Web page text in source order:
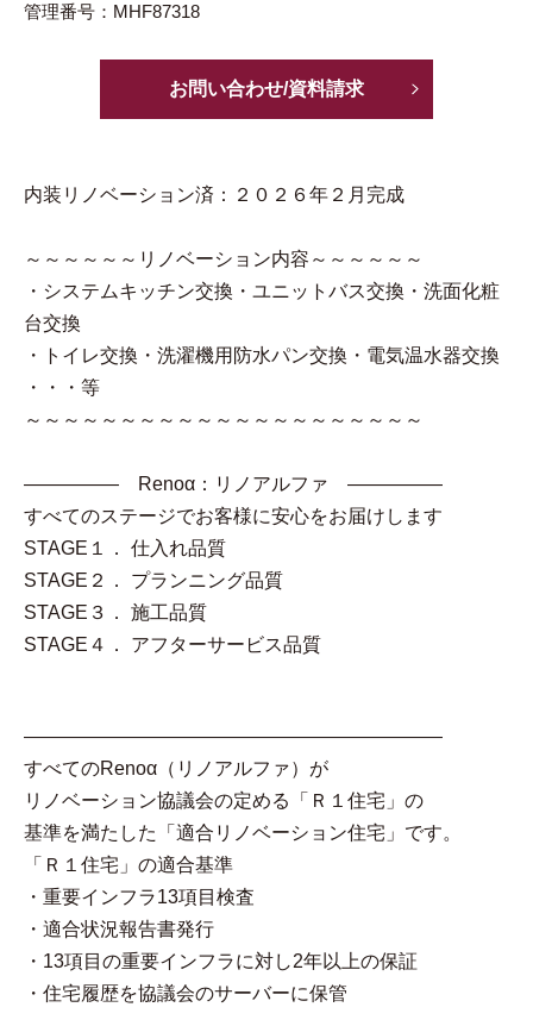
管理番号：MHF87318
お問い合わせ/資料請求
内装リノベーション済：２０２６年２月完成
～～～～～～リノベーション内容～～～～～～
・システムキッチン交換・ユニットバス交換・洗面化粧
台交換
・トイレ交換・洗濯機用防水パン交換・電気温水器交換
・・・等
～～～～～～～～～～～～～～～～～～～～～
――――― Renoα：リノアルファ ―――――
すべてのステージでお客様に安心をお届けします
STAGE１． 仕入れ品質
STAGE２． プランニング品質
STAGE３． 施工品質
STAGE４． アフターサービス品質
――――――――――――――――――――――
すべてのRenoα（リノアルファ）が
リノベーション協議会の定める「Ｒ１住宅」の
基準を満たした「適合リノベーション住宅」です。
「Ｒ１住宅」の適合基準
・重要インフラ13項目検査
・適合状況報告書発行
・13項目の重要インフラに対し2年以上の保証
・住宅履歴を協議会のサーバーに保管